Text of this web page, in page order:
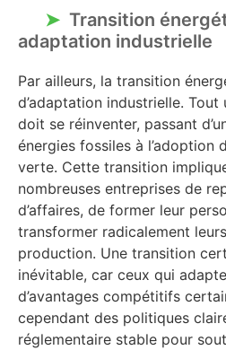
Transition
adaptation industrielle
Par ailleurs, la transition
d’adaptation industrielle. Tout
doit se réinventer, passant
énergies fossiles à l’adoption
verte. Cette transition
nombreuses entreprises de
d’affaires, de former leur
transformer radicalement
production. Une transition
inévitable, car ceux qui
d’avantages compétitifs
cependant des politiques
réglementaire stable pour